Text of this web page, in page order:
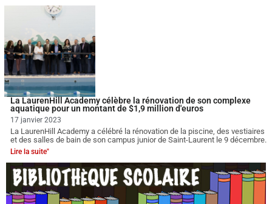
La LaurenHill Academy célèbre la rénovation de son complexe
aquatique pour un montant de $1,9 million d'euros
17 janvier 2023
La LaurenHill Academy a célébré la rénovation de la piscine, des vestiaires
et des salles de bain de son campus junior de Saint-Laurent le 9 décembre.
Lire la suite"